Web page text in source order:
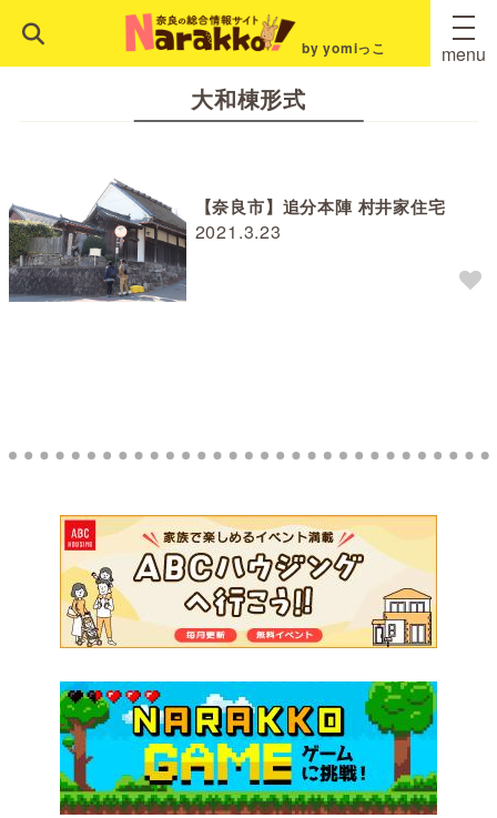
by yomiっこ menu
大和棟形式
2021.3.23
【奈良市】追分本陣 村井家住宅